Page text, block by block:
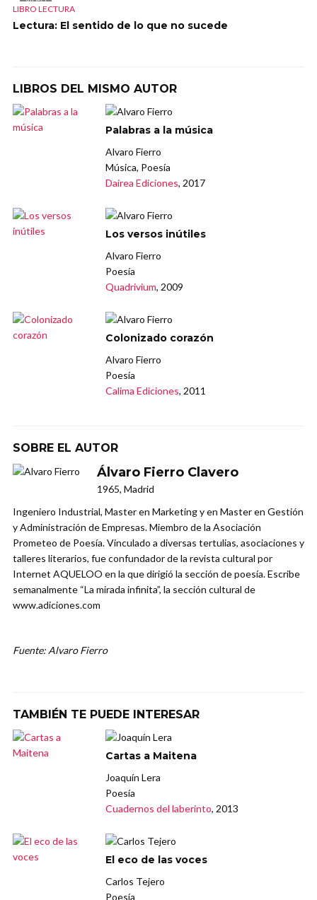
LIBRO LECTURA
Lectura: El sentido de lo que no sucede
LIBROS DEL MISMO AUTOR
Palabras a la música
Alvaro Fierro
Música, Poesía
Dairea Ediciones, 2017
Los versos inútiles
Alvaro Fierro
Poesía
Quadrivium, 2009
Colonizado corazón
Alvaro Fierro
Poesía
Calima Ediciones, 2011
SOBRE EL AUTOR
Álvaro Fierro Clavero
1965, Madrid
Ingeniero Industrial, Master en Marketing y en Master en Gestión
y Administración de Empresas. Miembro de la Asociación
Prometeo de Poesía. Vinculado a diversas tertulias, asociaciones y
talleres literarios, fue confundador de la revista cultural por
Internet AQUELOO en la que dirigió la sección de poesía. Escribe
semanalmente “La mirada infinita”, la sección cultural de
www.adiciones.com
Fuente: Alvaro Fierro
TAMBIÉN TE PUEDE INTERESAR
Cartas a Maitena
Joaquín Lera
Poesía
Cuadernos del laberinto, 2013
El eco de las voces
Carlos Tejero
Poesía